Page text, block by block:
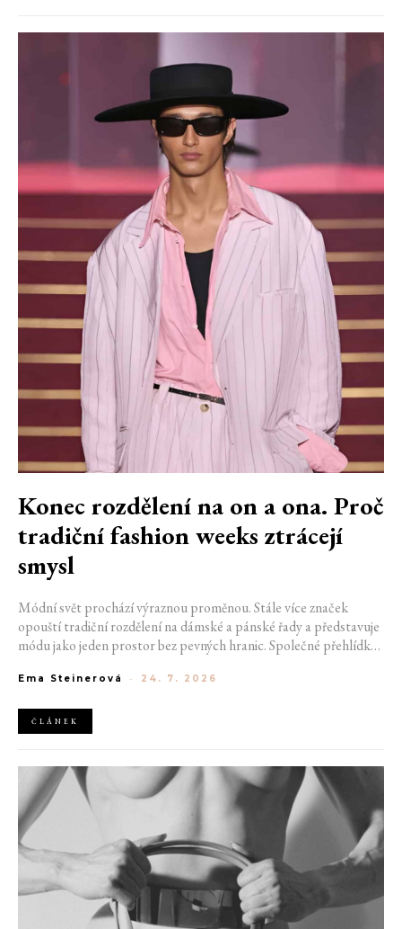
Konec rozdělení na on a ona. Proč
tradiční fashion weeks ztrácejí
smysl
Módní svět prochází výraznou proměnou. Stále více značek
opouští tradiční rozdělení na dámské a pánské řady a představuje
módu jako jeden prostor bez pevných hranic. Společné přehlídky,
klasické týdny módy mohou brzy vypadat úplně jinak.
Ema Steinerová - 24. 7. 2026
ČLÁNEK